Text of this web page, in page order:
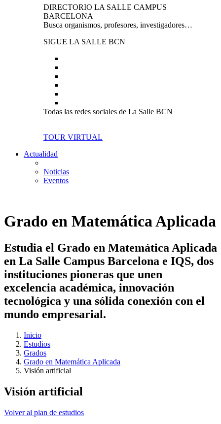
DIRECTORIO LA SALLE CAMPUS
BARCELONA
Busca organismos, profesores, investigadores…
SIGUE LA SALLE BCN
Todas las redes sociales de La Salle BCN
TOUR VIRTUAL
Actualidad
Noticias
Eventos
Grado en Matemática Aplicada
Estudia el Grado en Matemática Aplicada
en La Salle Campus Barcelona e IQS, dos
instituciones pioneras que unen
excelencia académica, innovación
tecnológica y una sólida conexión con el
mundo empresarial.
Inicio
Estudios
Grados
Grado en Matemática Aplicada
Visión artificial
Visión artificial
Volver al plan de estudios